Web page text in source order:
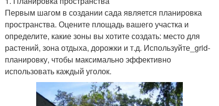
Первым шагом в создании сада является планировка
пространства. Оцените площадь вашего участка и
определите, какие зоны вы хотите создать: место для
растений, зона отдыха, дорожки и т.д. Используйте_grid-
планировку, чтобы максимально эффективно
использовать каждый уголок.